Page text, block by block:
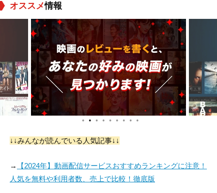
オススメ情報
● ● ● ● ● ● ● ● ●
↓↓みんなが読んでいる人気記事↓↓
→
【2024年】動画配信サービスおすすめランキングに注意！
人気を無料や利用者数、売上で比較！徹底版